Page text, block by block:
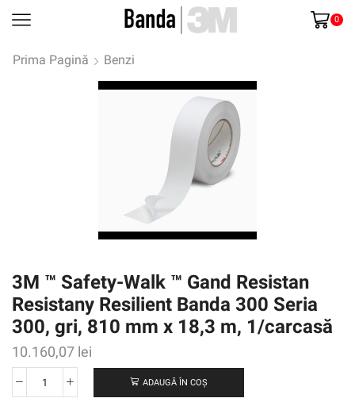
0
Prima Pagină Benzi
3M ™ Safety-Walk ™ Gand Resistan
Resistany Resilient Banda 300 Seria
300, gri, 810 mm x 18,3 m, 1/carcasă
10.160,07 lei
Cantitate
ADAUGĂ ÎN COȘ